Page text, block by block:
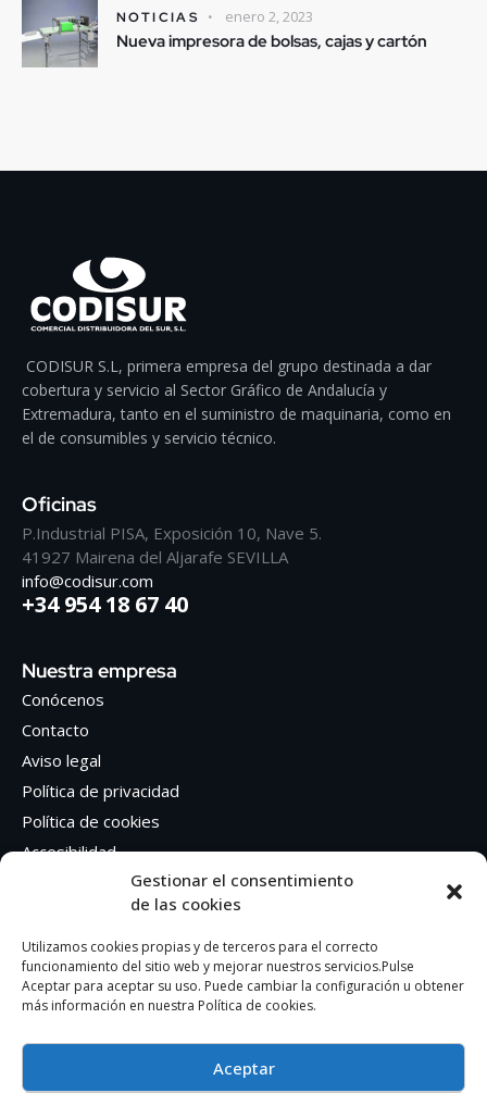
Gestionar el consentimiento
de las cookies
Utilizamos cookies propias y de terceros para el correcto
funcionamiento del sitio web y mejorar nuestros servicios.Pulse
Aceptar para aceptar su uso. Puede cambiar la configuración u obtener
más información en nuestra Política de cookies.
Aceptar
NOTICIAS enero 2, 2023
Nueva impresora de bolsas, cajas y cartón
CODISUR S.L, primera empresa del grupo destinada a dar
cobertura y servicio al Sector Gráfico de Andalucía y
Extremadura, tanto en el suministro de maquinaria, como en
el de consumibles y servicio técnico.
Oficinas
P.Industrial PISA, Exposición 10, Nave 5.
41927 Mairena del Aljarafe SEVILLA
info@codisur.com
+34 954 18 67 40
Nuestra empresa
Conócenos
Contacto
Aviso legal
Política de privacidad
Política de cookies
Accesibilidad
Síguenos en Redes sociales
Facebook
Instagram